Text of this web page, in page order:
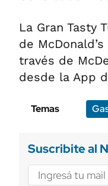
La Gran Tasty
de
través de
desde la App
Temas
Suscribite al